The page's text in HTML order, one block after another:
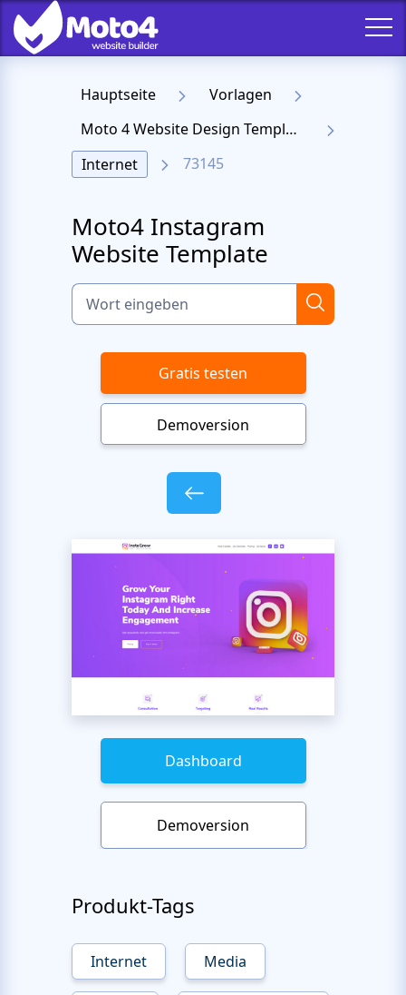
Hauptseite
Vorlagen
Moto 4 Website Design Templates
Internet
73145
Moto4 Instagram
Website Template
Gratis testen
Demoversion
Dashboard
Demoversion
Produkt-Tags
Internet Media